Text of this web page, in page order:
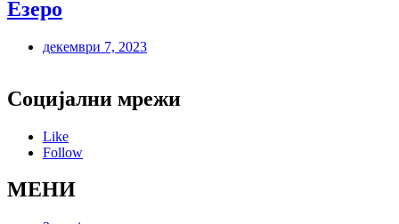
Езеро
декември 7, 2023
Социјални мрежи
Like
Follow
МЕНИ